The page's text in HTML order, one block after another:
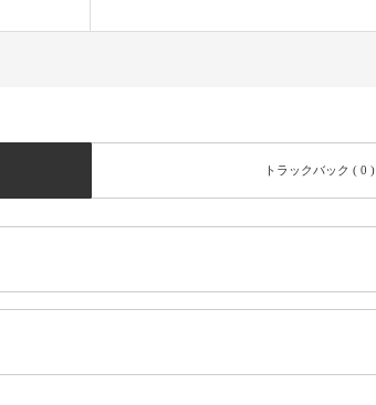
トラックバック ( 0 )